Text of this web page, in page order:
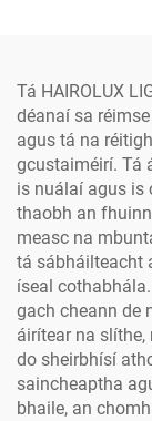
Tá HAIROLUX
déanaí sa
agus tá na
gcustaiméirí. Tá
is nuálaí agus is
thaobh an
measc na
tá sábháilteacht
íseal
gach cheann de
áirítear na
do sheirbhísí
saincheaptha
bhaile, an